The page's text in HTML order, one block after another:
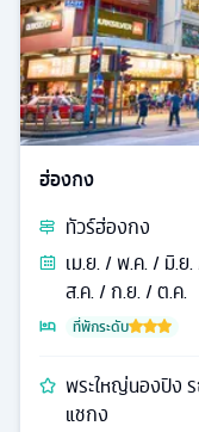
ฮ่องกง
ทัวร์ฮ่องกง
เม.ย. / พ.ค. / มิ.ย
ส.ค. / ก.ย. / ต.ค.
ที่พักระดับ
พระใหญ่นองปิง
แชกง